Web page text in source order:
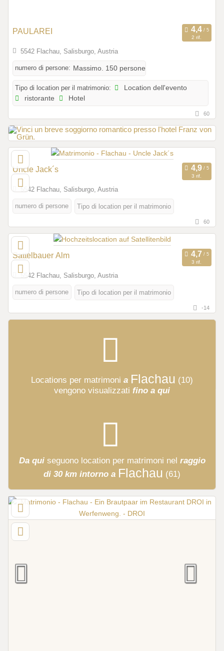
PAULAREI
2 rif.
5542 Flachau, Salisburgo, Austria
numero di persone: Massimo. 150 persone
Tipo di location per il matrimonio:
Location dell'evento
ristorante
Hotel
60
Uncle Jack´s
3 rif.
5542 Flachau, Salisburgo, Austria
numero di persone Tipo di location per il matrimonio
60
Sattelbauer Alm
3 rif.
5542 Flachau, Salisburgo, Austria
numero di persone Tipo di location per il matrimonio
-14
Locations per matrimoni a Flachau (10)
vengono visualizzati fino a qui
Da quiseguono location per matrimoni nel raggio
di 30 km intorno a Flachau (61)